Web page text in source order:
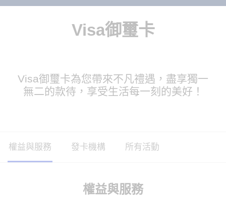
Visa御璽卡
Visa御璽卡為您帶來不凡禮遇，盡享獨一
無二的款待，享受生活每一刻的美好！
權益與服務 發卡機構 所有活動
權益與服務